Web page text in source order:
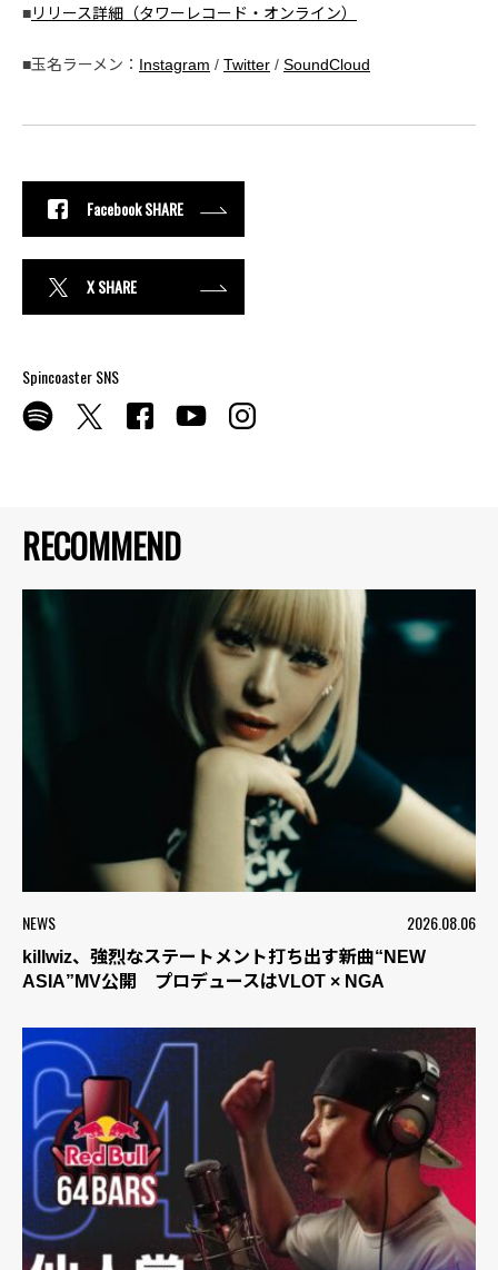
RECOMMEND
NEWS 2026.08.06
killwiz、強烈なステートメント打ち出す新曲“NEW
ASIA”MV公開 プロデュースはVLOT × NGA
■リリース詳細（タワーレコード・オンライン）
■玉名ラーメン： Instagram / Twitter / SoundCloud
Facebook SHARE
X SHARE
Spincoaster SNS